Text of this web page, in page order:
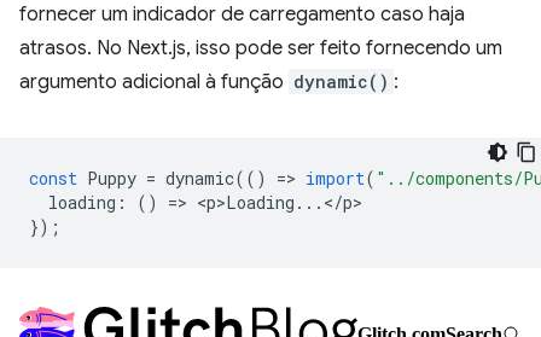
fornecer um indicador de carregamento caso haja
atrasos. No Next.js, isso pode ser feito fornecendo um
argumento adicional à função dynamic() :
const Puppy = dynamic(() => import( "../components/
loading : () => <p>Loading ... </p
});